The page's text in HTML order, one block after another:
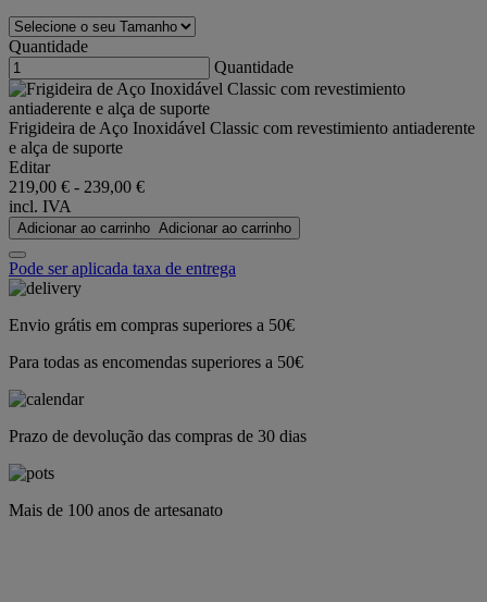
Quantidade
Quantidade
Frigideira de Aço Inoxidável Classic com revestimiento antiaderente
e alça de suporte
Editar
219,00 € - 239,00 €
incl. IVA
Adicionar ao carrinho Adicionar ao carrinho
Pode ser aplicada taxa de entrega
Envio grátis em compras superiores a 50€
Para todas as encomendas superiores a 50€
Prazo de devolução das compras de 30 dias
Mais de 100 anos de artesanato